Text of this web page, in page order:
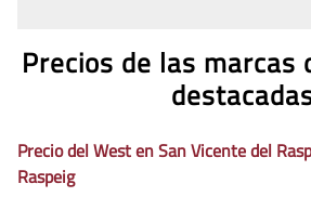
Precios de las marcas
Precio del West en San Vicente del
Raspeig